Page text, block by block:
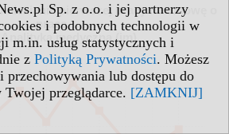
Sp. z o.o. i jej partnerzy
i podobnych technologii w
m.in. usług statystycznych i
z Polityką Prywatności. Możesz
przechowywania lub dostępu do
przeglądarce. [ZAMKNIJ]
pierwszej pracy na umowę o
pracę
Analityka medyczna (jm)